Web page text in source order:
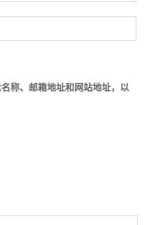
称、邮箱地址和网站地址，以